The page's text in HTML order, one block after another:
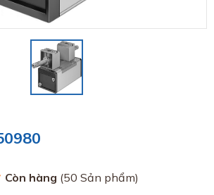
Còn hàng (50 Sản phẩm)